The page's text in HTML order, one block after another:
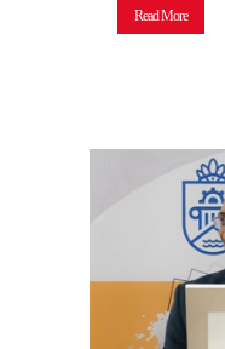
Read More